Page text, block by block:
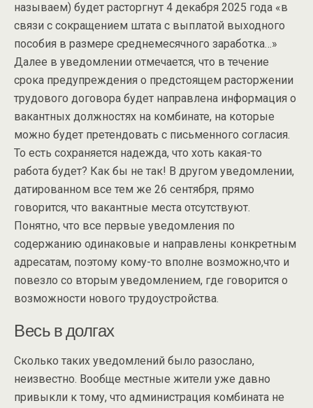
называем) будет расторгнут 4 декабря 2025 года «в
связи с сокращением штата с выплатой выходного
пособия в размере среднемесячного заработка…»
Далее в уведомлении отмечается, что в течение
срока предупреждения о предстоящем расторжении
трудового договора будет направлена информация о
вакантных должностях на комбинате, на которые
можно будет претендовать с письменного согласия.
То есть сохраняется надежда, что хоть какая-то
работа будет? Как бы не так! В другом уведомлении,
датированном все тем же 26 сентября, прямо
говорится, что вакантные места отсутствуют.
Понятно, что все первые уведомления по
содержанию одинаковые и направлены конкретным
адресатам, поэтому кому-то вполне возможно,что и
повезло со вторым уведомлением, где говорится о
возможности нового трудоустройства.
Весь в долгах
Сколько таких уведомлений было разослано,
неизвестно. Вообще местные жители уже давно
привыкли к тому, что администрация комбината не